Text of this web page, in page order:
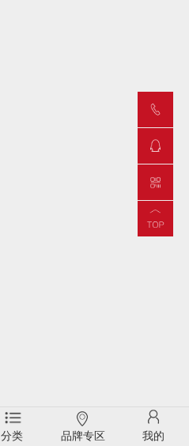
分类 品牌专区 我的